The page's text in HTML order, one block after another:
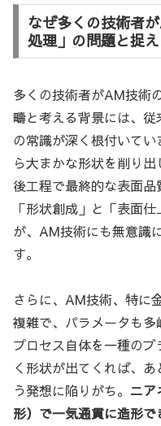
なぜ多くの技術者
処理」の問題と捉
多くの技術者がAM技術
疇と考える背景には、
の常識が深く根付いて
ら大まかな形状を削り
後工程で最終的な表面
「形状創成」と「表面
が、AM技術にも無意識
す。
さらに、AM技術、特に
複雑で、パラメータも
プロセス自体を一種の
く形状が出てくれば、
う発想に陥りがち。 ニア
形）で一気通貫に造形で